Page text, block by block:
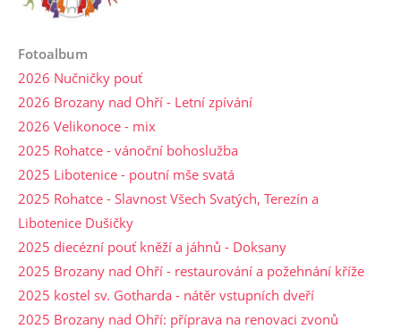
Fotoalbum
2026 Nučničky pouť
2026 Brozany nad Ohří - Letní zpívání
2026 Velikonoce - mix
2025 Rohatce - vánoční bohoslužba
2025 Libotenice - poutní mše svatá
2025 Rohatce - Slavnost Všech Svatých, Terezín a
Libotenice Dušičky
2025 diecézní pouť kněží a jáhnů - Doksany
2025 Brozany nad Ohří - restaurování a požehnání kříže
2025 kostel sv. Gotharda - nátěr vstupních dveří
2025 Brozany nad Ohří: příprava na renovaci zvonů